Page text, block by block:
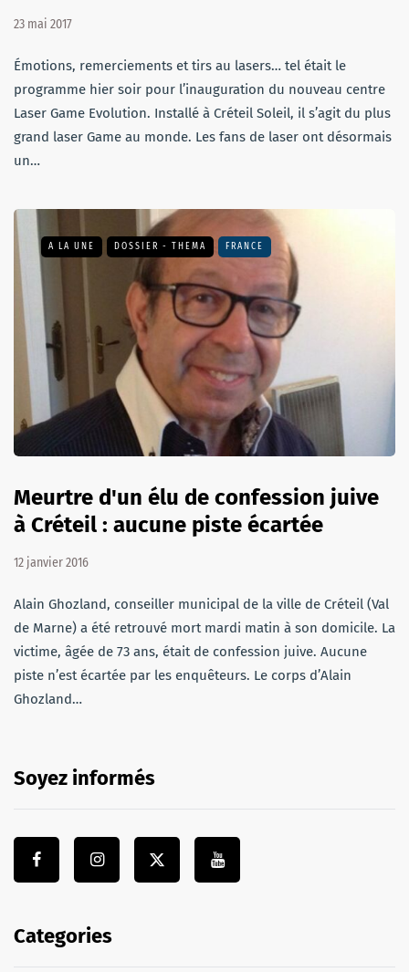
23 mai 2017
Émotions, remerciements et tirs au lasers… tel était le
programme hier soir pour l’inauguration du nouveau centre
Laser Game Evolution. Installé à Créteil Soleil, il s’agit du plus
grand laser Game au monde. Les fans de laser ont désormais
un…
A LA UNE DOSSIER - THEMA FRANCE
Meurtre d'un élu de confession juive
à Créteil : aucune piste écartée
12 janvier 2016
Alain Ghozland, conseiller municipal de la ville de Créteil (Val
de Marne) a été retrouvé mort mardi matin à son domicile. La
victime, âgée de 73 ans, était de confession juive. Aucune
piste n’est écartée par les enquêteurs. Le corps d’Alain
Ghozland…
Soyez informés
Categories